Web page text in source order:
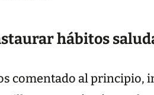
hábitos
comentado al principio,